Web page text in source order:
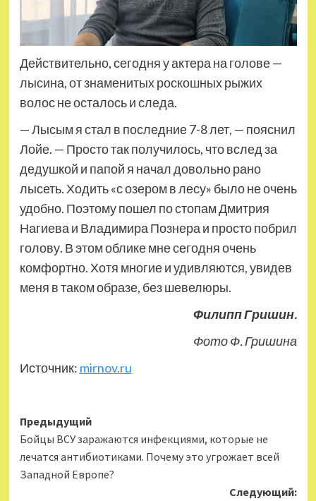
Действительно, сегодня у актера на голове —
лысина, от знаменитых роскошных рыжих
волос не осталось и следа.
— Лысым я стал в последние 7-8 лет, — пояснил
Лойе. — Просто так получилось, что вслед за
дедушкой и папой я начал довольно рано
лысеть. Ходить «с озером в лесу» было не очень
удобно. Поэтому пошел по стопам Дмитрия
Нагиева и Владимира Познера и просто побрил
голову. В этом облике мне сегодня очень
комфортно. Хотя многие и удивляются, увидев
меня в таком образе, без шевелюры.
Филипп Гришин.
Фото Ф. Гришина
Источник: mirnov.ru
Навигация
записи
Предыдущий
Бойцы ВСУ заражаются инфекциями, которые не
лечатся антибиотиками. Почему это угрожает всей
Западной Европе?
Следующий: